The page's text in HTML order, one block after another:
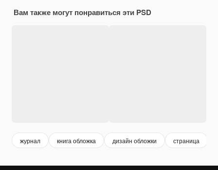
Вам также могут понравиться эти PSD
журнал книга обложка дизайн обложки страница